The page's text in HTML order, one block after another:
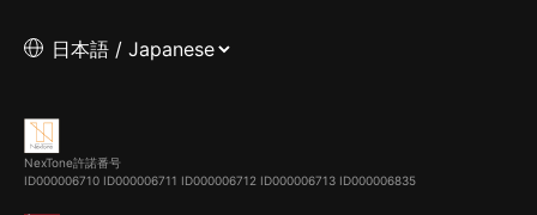
NexTone許諾番号
ID000006710 ID000006711 ID000006712 ID000006713 ID000006835